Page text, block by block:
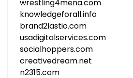
wrestling4mena.com
knowledgeforall.info
brand2lastio.com
usadigitalservices.com
socialhoppers.com
creativedream.net
n2315.com